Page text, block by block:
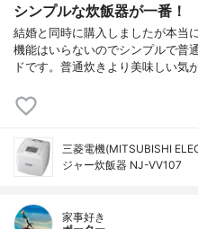
シンプルな炊飯器が一番！
結婚と同時に購入しましたが本当
機能はいらないのでシンプルで普
ドです。普通炊きより美味しい気
三菱電機(MITSUBISHI
ジャー炊飯器 NJ-VV107
家事好き